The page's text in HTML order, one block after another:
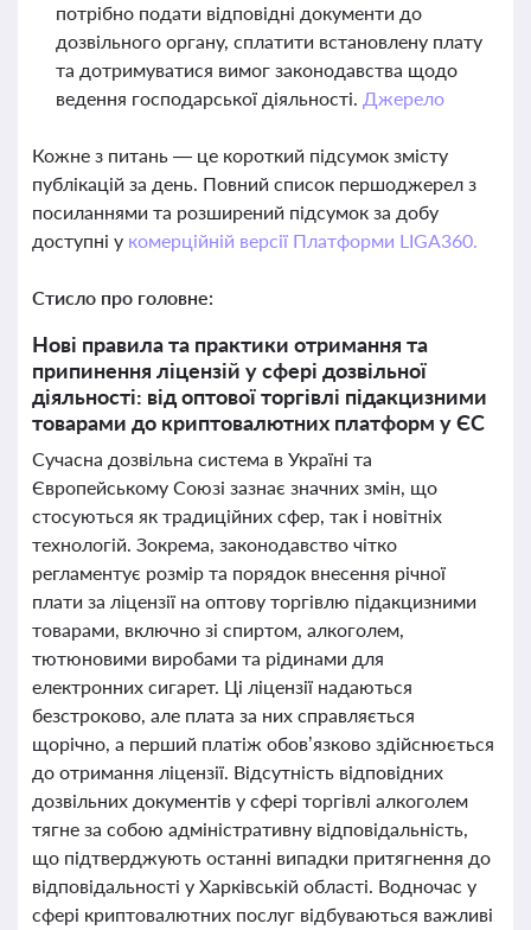
потрібно подати відповідні документи до
дозвільного органу, сплатити встановлену плату
та дотримуватися вимог законодавства щодо
ведення господарської діяльності. Джерело
Кожне з питань — це короткий підсумок змісту
публікацій за день. Повний список першоджерел з
посиланнями та розширений підсумок за добу
доступні у комерційній версії Платформи LIGA360.
Стисло про головне:
Нові правила та практики отримання та
припинення ліцензій у сфері дозвільної
діяльності: від оптової торгівлі підакцизними
товарами до криптовалютних платформ у ЄС
Сучасна дозвільна система в Україні та
Європейському Союзі зазнає значних змін, що
стосуються як традиційних сфер, так і новітніх
технологій. Зокрема, законодавство чітко
регламентує розмір та порядок внесення річної
плати за ліцензії на оптову торгівлю підакцизними
товарами, включно зі спиртом, алкоголем,
тютюновими виробами та рідинами для
електронних сигарет. Ці ліцензії надаються
безстроково, але плата за них справляється
щорічно, а перший платіж обов’язково здійснюється
до отримання ліцензії. Відсутність відповідних
дозвільних документів у сфері торгівлі алкоголем
тягне за собою адміністративну відповідальність,
що підтверджують останні випадки притягнення до
відповідальності у Харківській області. Водночас у
сфері криптовалютних послуг відбуваються важливі